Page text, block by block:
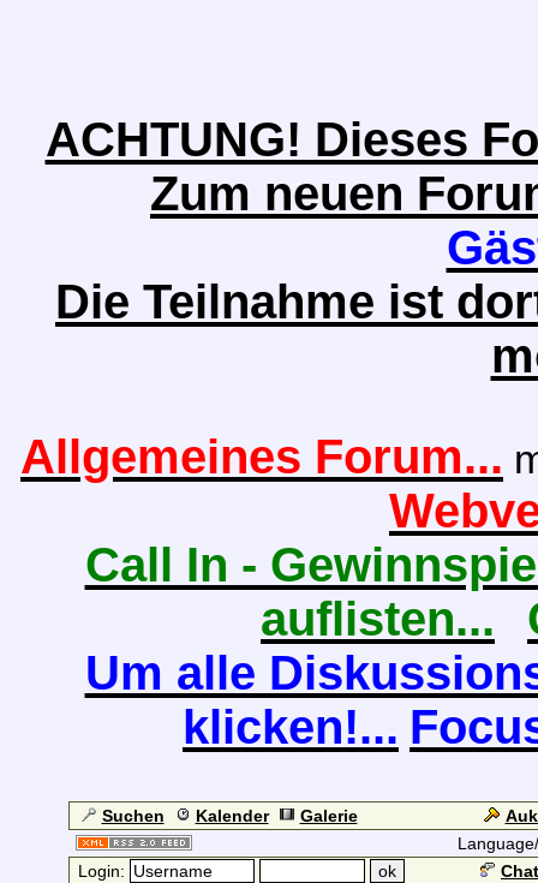
ACHTUNG! Dieses
Zum neuen
Die Teilnahme ist
Allgemeines Forum...
Call In -
auflisten...
Um alle
klicken!...
Suchen Kalender Galerie
Login: